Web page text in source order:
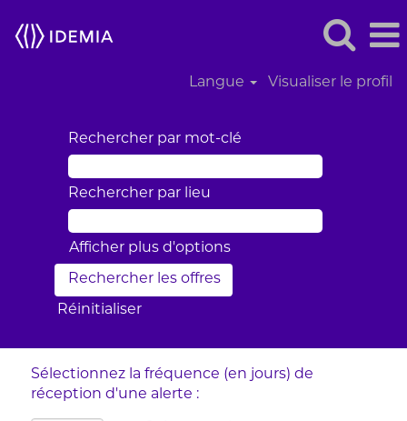
Langue Visualiser le profil
Rechercher par mot-clé
Rechercher par lieu
Afficher plus d’options
Réinitialiser
Sélectionnez la fréquence (en jours) de
réception d’une alerte :